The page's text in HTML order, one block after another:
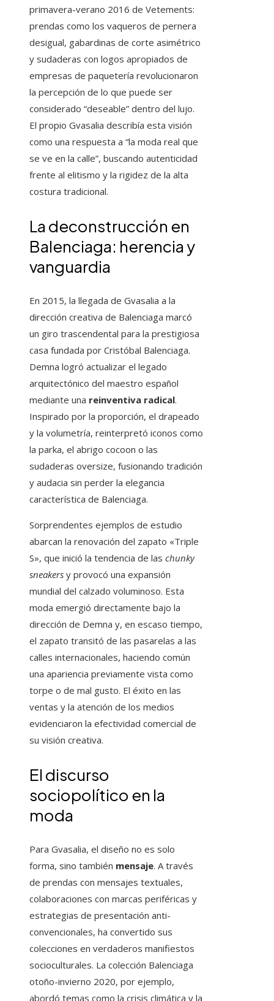
primavera-verano 2016 de Vetements:
prendas como los vaqueros de pernera
desigual, gabardinas de corte asimétrico
y sudaderas con logos apropiados de
empresas de paquetería revolucionaron
la percepción de lo que puede ser
considerado “deseable” dentro del lujo.
El propio Gvasalia describía esta visión
como una respuesta a “la moda real que
se ve en la calle”, buscando autenticidad
frente al elitismo y la rigidez de la alta
costura tradicional.
La deconstrucción en
Balenciaga: herencia y
vanguardia
En 2015, la llegada de Gvasalia a la
dirección creativa de Balenciaga marcó
un giro trascendental para la prestigiosa
casa fundada por Cristóbal Balenciaga.
Demna logró actualizar el legado
arquitectónico del maestro español
mediante una reinventiva radical.
Inspirado por la proporción, el drapeado
y la volumetría, reinterpretó iconos como
la parka, el abrigo cocoon o las
sudaderas oversize, fusionando tradición
y audacia sin perder la elegancia
característica de Balenciaga.
Sorprendentes ejemplos de estudio
abarcan la renovación del zapato «Triple
S», que inició la tendencia de las chunky
sneakers y provocó una expansión
mundial del calzado voluminoso. Esta
moda emergió directamente bajo la
dirección de Demna y, en escaso tiempo,
el zapato transitó de las pasarelas a las
calles internacionales, haciendo común
una apariencia previamente vista como
torpe o de mal gusto. El éxito en las
ventas y la atención de los medios
evidenciaron la efectividad comercial de
su visión creativa.
El discurso
sociopolítico en la
moda
Para Gvasalia, el diseño no es solo
forma, sino también mensaje. A través
de prendas con mensajes textuales,
colaboraciones con marcas periféricas y
estrategias de presentación anti-
convencionales, ha convertido sus
colecciones en verdaderos manifiestos
socioculturales. La colección Balenciaga
otoño-invierno 2020, por ejemplo,
abordó temas como la crisis climática y la